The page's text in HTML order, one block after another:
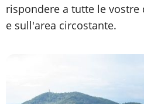
rispondere a tutte le
e sull'area circostante.